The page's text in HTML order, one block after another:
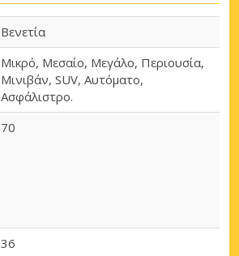
Βενετία
Μικρό, Μεσαίο, Μεγάλο, Περιουσία,
Μινιβάν, SUV, Αυτόματο,
Ασφάλιστρο.
70
36